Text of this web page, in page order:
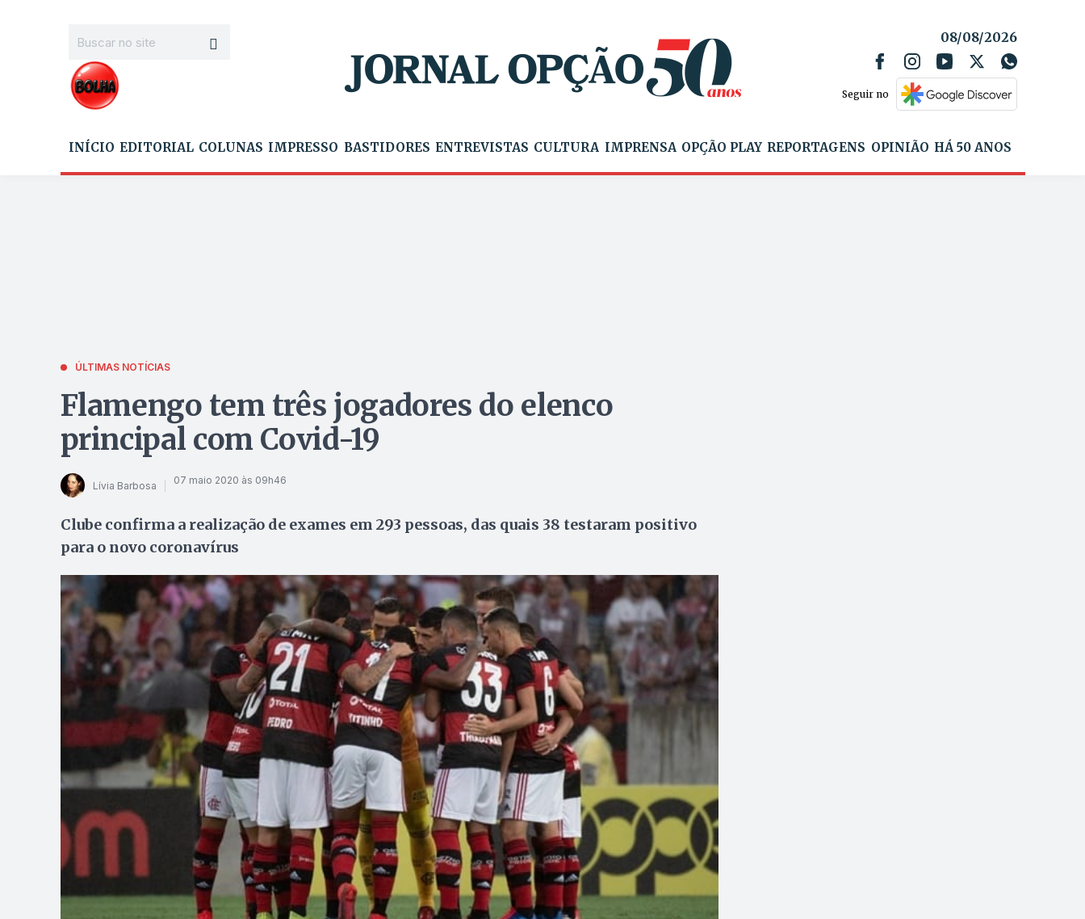
08/08/2026
Seguir no
INÍCIO EDITORIAL COLUNAS IMPRESSO BASTIDORES ENTREVISTAS CULTURA IMPRENSA OPÇÃO PLAY REPORTAGENS OPINIÃO HÁ 50 ANOS
ÚLTIMAS NOTÍCIAS
Flamengo tem três jogadores do elenco
principal com Covid-19
Lívia Barbosa 07 maio 2020 às 09h46
Clube confirma a realização de exames em 293 pessoas, das quais 38 testaram positivo
para o novo coronavírus